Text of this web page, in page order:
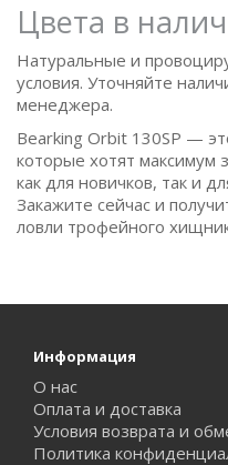
Цвета в
Натуральные и
условия. Уточняйте
менеджера.
Bearking Orbit 130SP —
которые хотят максимум
как для новичков, так и
Закажите сейчас и
ловли трофейного
Информация
О нас
Оплата и доставка
Условия возврата и
Политика